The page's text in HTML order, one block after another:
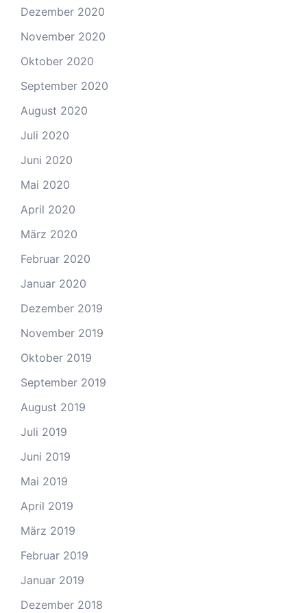
Dezember 2020
November 2020
Oktober 2020
September 2020
August 2020
Juli 2020
Juni 2020
Mai 2020
April 2020
März 2020
Februar 2020
Januar 2020
Dezember 2019
November 2019
Oktober 2019
September 2019
August 2019
Juli 2019
Juni 2019
Mai 2019
April 2019
März 2019
Februar 2019
Januar 2019
Dezember 2018